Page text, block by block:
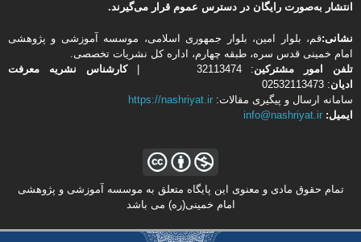
انتشار به‌صورت رایگان در دسترس عموم قرار می‌گیرند.
نشانی:قم، بلوار امین، بلوار جمهوری اسلامی، موسسه آموزشی و پژوهشی
امام خمینی قدس سره، طبقه چهارم، اداره كل نشریات تخصصی.
تلفن
امور مشتركین: 32113474 |
کارشناس نشریه معرفت
ادیان: 02532113473
سامانه ارسال و پیگیری مقالات: https://nashriyat.ir
ایمیل: info@nashriyat.ir
تمام حقوق مادی و معنوی این پایگاه متعلق به موسسه آموزشی و پژوهشی
امام خمینی(ره) می باشد